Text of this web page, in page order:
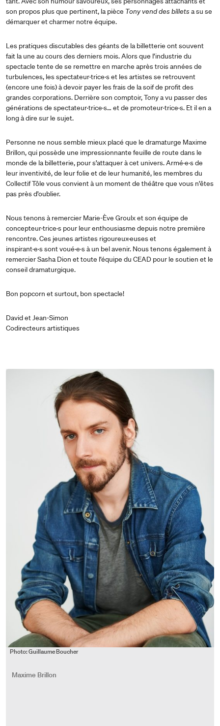
son propos plus que pertinent, la pièce Tony vend des billets a su se
démarquer et charmer notre équipe.
Les pratiques discutables des géants de la billetterie ont souvent
fait la une au cours des derniers mois. Alors que l’industrie du
spectacle tente de se remettre en marche après trois années de
turbulences, les spectateur·trice·s et les artistes se retrouvent
(encore une fois) à devoir payer les frais de la soif de profit des
grandes corporations. Derrière son comptoir, Tony a vu passer des
générations de spectateur·trice·s… et de promoteur·trice·s. Et il en a
long à dire sur le sujet.
Personne ne nous semble mieux placé que le dramaturge Maxime
Brillon, qui possède une impressionnante feuille de route dans le
monde de la billetterie, pour s’attaquer à cet univers. Armé·e·s de
leur inventivité, de leur folie et de leur humanité, les membres du
Collectif Tôle vous convient à un moment de théâtre que vous n’êtes
pas près d’oublier.
Nous tenons à remercier Marie-Ève Groulx et son équipe de
concepteur·trice·s pour leur enthousiasme depuis notre première
rencontre. Ces jeunes artistes rigoureux·euses et
inspirant·e·s sont voué·e·s à un bel avenir. Nous tenons également à
remercier Sasha Dion et toute l’équipe du CEAD pour le soutien et le
conseil dramaturgique.
Bon popcorn et surtout, bon spectacle!
David et Jean-Simon
Codirecteurs artistiques
Photo: Guillaume Boucher
Maxime Brillon